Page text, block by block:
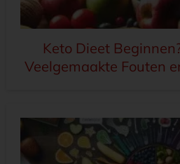
Keto Dieet
Veelgemaakte Fouten